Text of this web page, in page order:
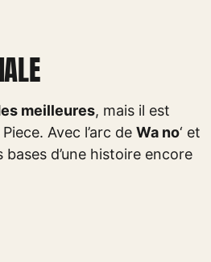
meilleures, mais il est
Avec l’arc de Wa no‘ et
bases d’une histoire encore